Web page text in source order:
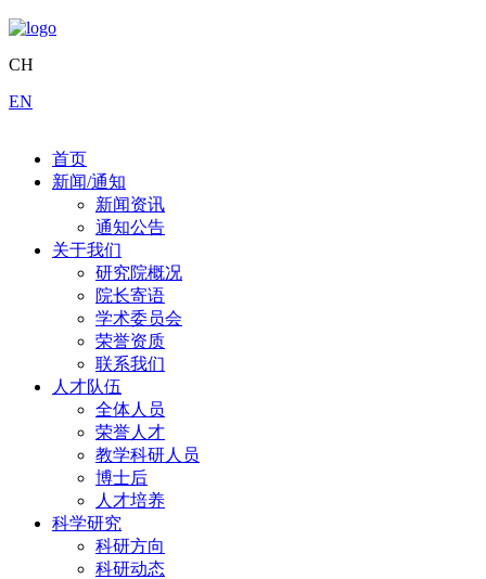
CH
EN
首页
新闻/通知
新闻资讯
通知公告
关于我们
研究院概况
院长寄语
学术委员会
荣誉资质
联系我们
人才队伍
全体人员
荣誉人才
教学科研人员
博士后
人才培养
科学研究
科研方向
科研动态